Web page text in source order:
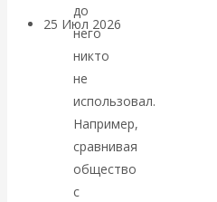
25 Июл 2026
«Об этом
молчат»:
экономист
до
него
никто
не
использовал.
Например,
сравнивая
общество
с